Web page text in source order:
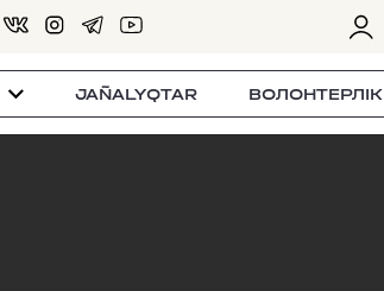
JAÑALYQTAR ВОЛОНТЕРЛІК